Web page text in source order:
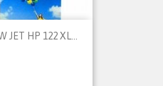
JET HP 122 XL...